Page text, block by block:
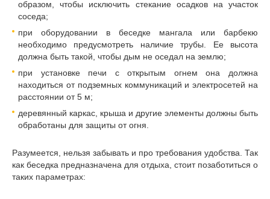
образом, чтобы исключить стекание осадков на участок
соседа;
при оборудовании в беседке мангала или барбекю
необходимо предусмотреть наличие трубы. Ее высота
должна быть такой, чтобы дым не оседал на землю;
при установке печи с открытым огнем она должна
находиться от подземных коммуникаций и электросетей на
расстоянии от 5 м;
деревянный каркас, крыша и другие элементы должны быть
обработаны для защиты от огня.
Разумеется, нельзя забывать и про требования удобства. Так
как беседка предназначена для отдыха, стоит позаботиться о
таких параметрах: